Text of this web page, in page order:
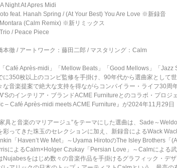
Night At Apres Midi
feat. Hanah Spring / (At Your Best) You Are Love ※新録音
(Calm Remix) ※新リミックス
/ Peace Piece
本徹 / アートワーク：藤田二郎 / マスタリング：Calm
「Café Après-midi」「Mellow Beats」「Good Mellows」「
に350枚以上のコンピ監修を手掛け、90年代から選曲家として
な音楽提案で絶大な支持を得ながらコンパイラー・ライフ30
のインテリア・ブランドACME Furnitureとのコラボ・プロ
– Café Après-midi meets ACME Furniture』が2024年11月29日
具と音楽のマリアージュ”をテーマにした選曲は、Sade～
彩ってきた珠玉のセレクションに加え、新録音によるWack
「Haven’t We Met」～Uyama HirotoのThe Isley Brothers「
によるCalm×Holger Czukay「Persian Love」～Calmによる
Nujabesをはじめ数々の音楽作品を手掛けるグラフィック・デ